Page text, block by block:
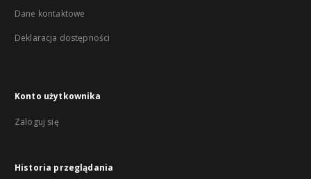
Dane kontaktowe
Deklaracja dostępności
Konto użytkownika
Zaloguj się
Historia przeglądania